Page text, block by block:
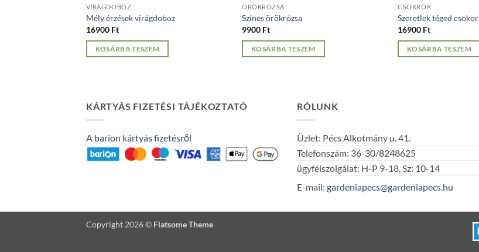
VIRÁGDOBOZ
Mély érzések virágdoboz
16900 Ft
KOSÁRBA TESZEM
ÖRÖKRÓZSA
Színes örökrózsa
9900 Ft
KOSÁRBA TESZEM
CSOKROK
Szeretlek téged csokor
16900 Ft
KOSÁRBA TESZEM
KÁRTYÁS FIZETÉSI TÁJÉKOZTATÓ
A barion kártyás fizetésről
RÓLUNK
Üzlet: Pécs Alkotmány u. 41.
Telefonszám: 36-30/8248625
ügyfélszolgálat: H-P 9-18, Sz: 10-14
E-mail: gardeniapecs@gardeniapecs.hu
Copyright 2026 © Flatsome Theme